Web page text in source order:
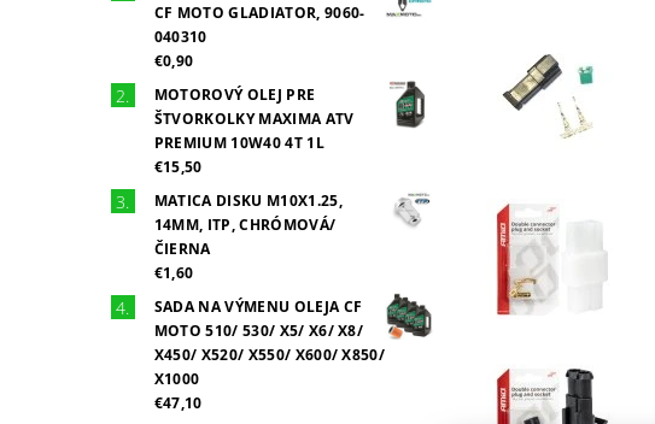
CF MOTO GLADIATOR, 9060-
040310
€0,90
MOTOROVÝ OLEJ PRE
ŠTVORKOLKY MAXIMA ATV
PREMIUM 10W40 4T 1L
€15,50
MATICA DISKU M10X1.25,
14MM, ITP, CHRÓMOVÁ/
ČIERNA
€1,60
SADA NA VÝMENU OLEJA CF
MOTO 510/ 530/ X5/ X6/ X8/
X450/ X520/ X550/ X600/ X850/
X1000
€47,10